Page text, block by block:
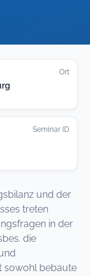
Ort
Seminar ID
und der
treten
in der
die
sowohl bebaute